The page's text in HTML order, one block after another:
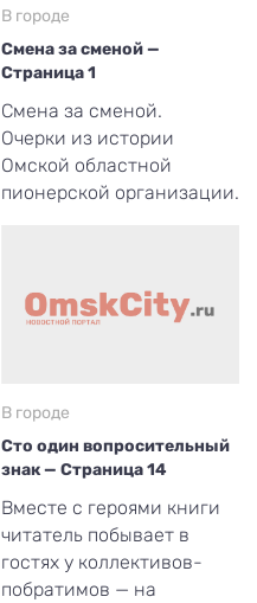
В городе
Смена за сменой —
Страница 1
Смена за сменой.
Очерки из истории
Омской областной
пионерской организации.
В городе
Сто один вопросительный
знак — Страница 14
Вместе с героями книги
читатель побывает в
гостях у коллективов-
побратимов — на